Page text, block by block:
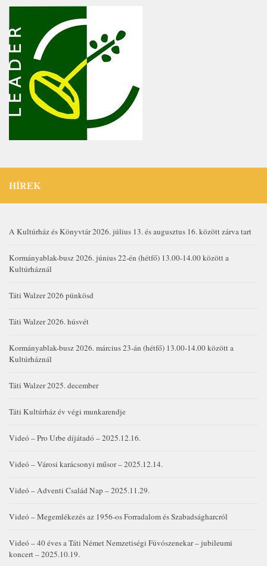
HÍREK
A Kultúrház és Könyvtár 2026. július 13. és augusztus 16. között zárva tart
Kormányablak-busz 2026. június 22-én (hétfő) 13.00-14.00 között a
Kultúrháznál
Táti Walzer 2026 pünkösd
Táti Walzer 2026. húsvét
Kormányablak-busz 2026. március 23-án (hétfő) 13.00-14.00 között a
Kultúrháznál
Táti Walzer 2025. december
Táti Kultúrház év végi munkarendje
Videó – Pro Urbe díjátadó – 2025.12.16.
Videó – Városi karácsonyi műsor – 2025.12.14.
Videó – Adventi Család Nap – 2025.11.29.
Videó – Megemlékezés az 1956-os Forradalom és Szabadságharcról
Videó – 40 éves a Táti Német Nemzetiségi Fúvószenekar – jubileumi
koncert – 2025.10.19.